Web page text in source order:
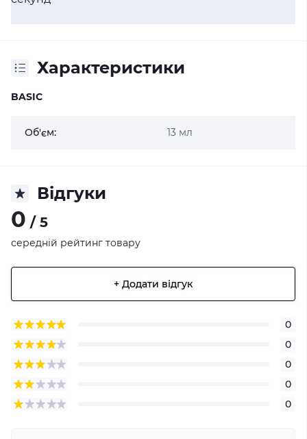
Характеристики
BASIC
Об'єм: 13 мл
Відгуки
0 / 5
середній рейтинг товару
+ Додати відгук
0
0
0
0
0